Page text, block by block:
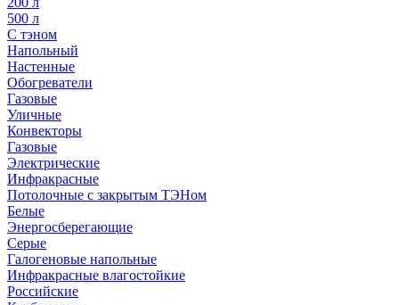
500 л
С тэном
Напольный
Настенные
Обогреватели
Газовые
Уличные
Конвекторы
Газовые
Электрические
Инфракрасные
Потолочные с закрытым ТЭНом
Белые
Энергосберегающие
Серые
Галогеновые напольные
Инфракрасные влагостойкие
Российские